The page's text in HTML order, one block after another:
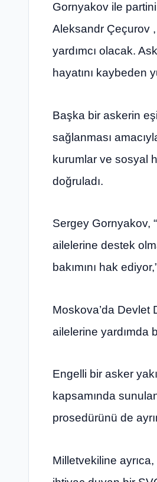
Gornyakov ile
Aleksandr Çeçurov
yardımcı olacak.
hayatını kaybeden
Başka bir askerin
sağlanması
kurumlar ve sosyal
doğruladı.
Sergey Gornyakov,
ailelerine destek
bakımını hak
Moskova’da Devlet
ailelerine yardımda
Engelli bir asker
kapsamında
prosedürünü de
Milletvekiline